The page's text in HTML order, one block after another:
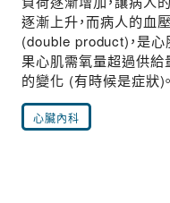
逐漸上升，而病人的血
(double product)，是
果心肌需氧量超過供給
的變化 (有時候是症狀)
心臟內科